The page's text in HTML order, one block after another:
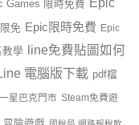
Games 限時免費 Epic
免 Epic限時免費 Epic
教學
line免費貼圖如何
電腦版下載 pdf檔
星巴克門市 Steam免費遊